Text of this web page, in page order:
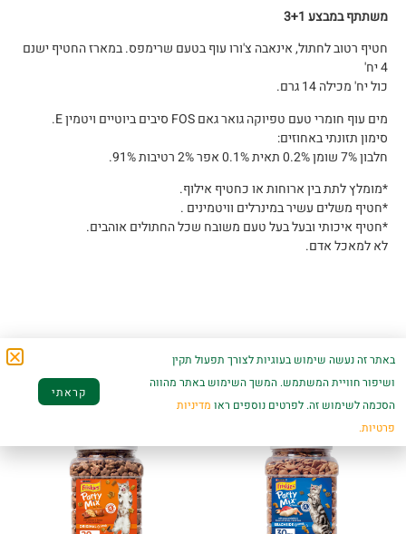
משתתף במבצע 3+1
חטיף רטוב לחתול, אינאבה צ'ורו עוף בטעם שרימפס. במארז החטיף ישנם
4 יח'
כול יח' מכילה 14 גרם.
מים עוף חומרי טעם טפיוקה גואר גאם FOS סיבים ביוטיים ויטמין E.
סימון תזונתי באחוזים:
חלבון 7% שומן 0.2% תאית 0.1% אפר 2% רטיבות 91%.
*מומלץ לתת בין ארוחות או כחטיף אילוף.
*חטיף משלים עשיר במינרלים וויטמינים .
*חטיף איכותי ובעל בעל טעם משובח שכל החתולים אוהבים.
לא למאכל אדם.
מוצרים קשורים
באתר זה נעשה שימוש בעוגיות לצורך תפעול תקין
ושיפור חוויית המשתמש. המשך השימוש באתר מהווה
הסכמה לשימוש זה. לפרטים נוספים ראו מדיניות
פרטיות.
קראתי